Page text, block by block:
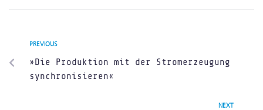
PREVIOUS
»Die Produktion mit der Stromerzeugung
synchronisieren«
NEXT